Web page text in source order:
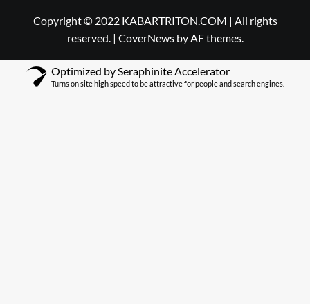
Copyright © 2022 KABARTRITON.COM | All rights
reserved. | CoverNewsby AF themes.
Optimized by Seraphinite Accelerator
Turns on site high speed to be attractive for people and search engines.